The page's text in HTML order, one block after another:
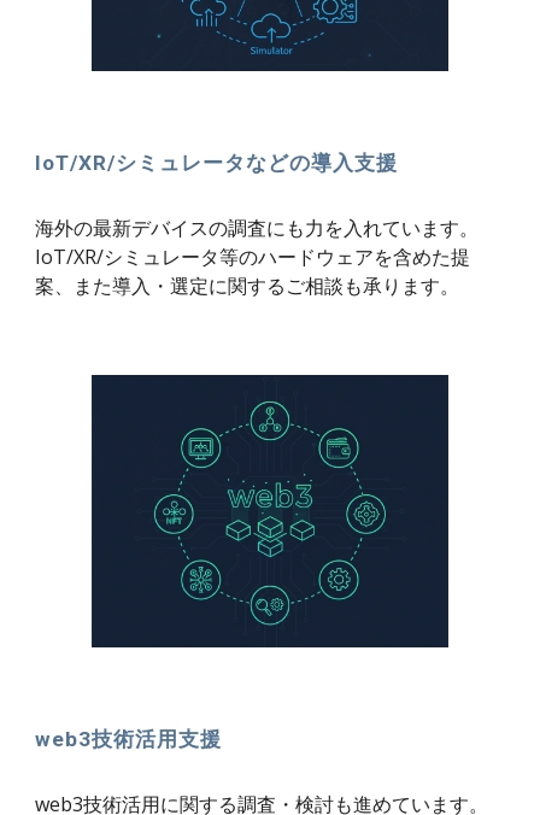
IoT/XR/シミュレータなどの導入支援
海外の最新デバイスの調査にも力を入れています。
IoT/XR/シミュレータ等のハードウェアを含めた提
案、また導入・選定に関するご相談も承ります。
web3技術活用支援
web3技術活用に関する調査・検討も進めています。